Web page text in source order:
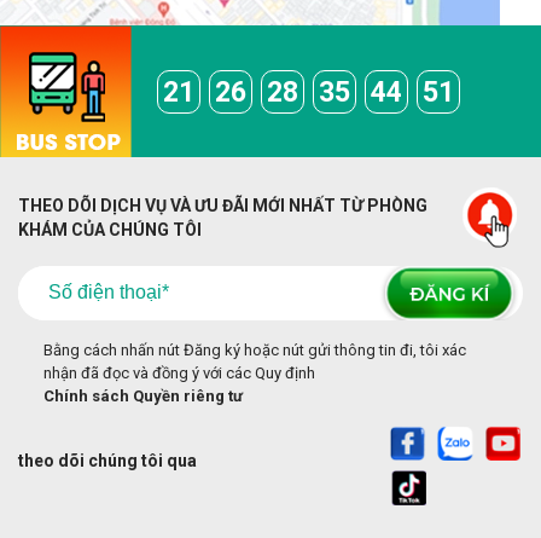
21 26 28 35 44 51
THEO DÕI DỊCH VỤ VÀ ƯU ĐÃI MỚI NHẤT TỪ PHÒNG
KHÁM CỦA CHÚNG TÔI
Bằng cách nhấn nút Đăng ký hoặc nút gửi thông tin đi, tôi xác
nhận đã đọc và đồng ý với các Quy định
Chính sách Quyền riêng tư
theo dõi chúng tôi qua